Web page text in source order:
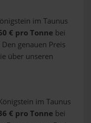
im Taunus
€ pro Tonne bei
genauen Preis
über unseren
im Taunus
€ pro Tonne bei